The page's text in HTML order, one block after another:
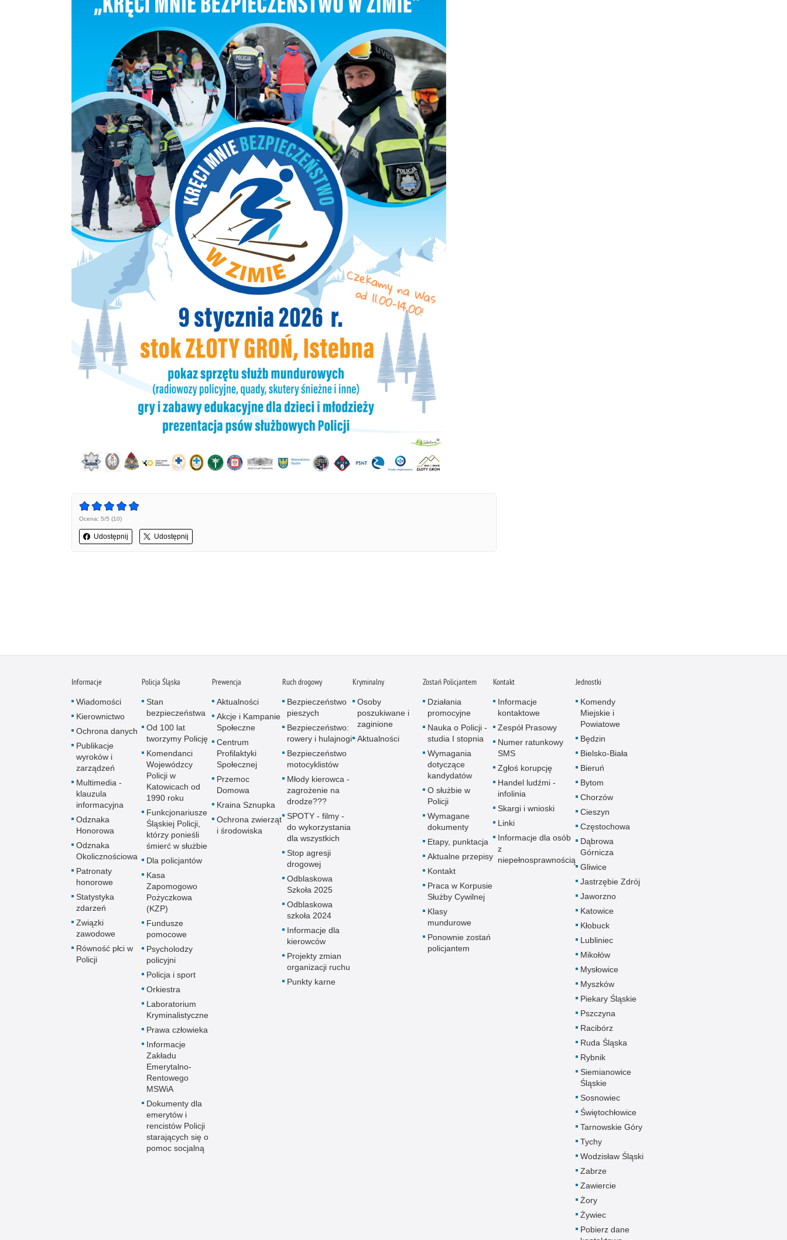
Ocena: 5/5 (10)
Udostępnij Udostępnij
Informacje
Wiadomości
Kierownictwo
Ochrona danych
Publikacje
wyroków i
zarządzeń
Multimedia -
klauzula
informacyjna
Odznaka
Honorowa
Odznaka
Okolicznościowa
Patronaty
honorowe
Statystyka
zdarzeń
Związki
zawodowe
Równość płci w
Policji
Policja Śląska
Stan
bezpieczeństwa
Od 100 lat
tworzymy Policję
Komendanci
Wojewódzcy
Policji w
Katowicach od
1990 roku
Funkcjonariusze
Śląskiej Policji,
którzy ponieśli
śmierć w służbie
Dla policjantów
Kasa
Zapomogowo
Pożyczkowa
(KZP)
Fundusze
pomocowe
Psycholodzy
policyjni
Policja i sport
Orkiestra
Laboratorium
Kryminalistyczne
Prawa człowieka
Informacje
Zakładu
Emerytalno-
Rentowego
MSWiA
Dokumenty dla
emerytów i
rencistów Policji
starających się o
pomoc socjalną
Prewencja
Aktualności
Akcje i Kampanie
Społeczne
Centrum
Profilaktyki
Społecznej
Przemoc
Domowa
Kraina Sznupka
Ochrona zwierząt
i środowiska
Ruch drogowy
Bezpieczeństwo
pieszych
Bezpieczeństwo:
rowery i hulajnogi
Bezpieczeństwo
motocyklistów
Młody kierowca -
zagrożenie na
drodze???
SPOTY - filmy -
do wykorzystania
dla wszystkich
Stop agresji
drogowej
Odblaskowa
Szkoła 2025
Odblaskowa
szkoła 2024
Informacje dla
kierowców
Projekty zmian
organizacji ruchu
Punkty karne
Kryminalny
Osoby
poszukiwane i
zaginione
Aktualności
Zostań Policjantem
Działania
promocyjne
Nauka o Policji -
studia I stopnia
Wymagania
dotyczące
kandydatów
O służbie w
Policji
Wymagane
dokumenty
Etapy, punktacja
Aktualne przepisy
Kontakt
Praca w Korpusie
Służby Cywilnej
Klasy
mundurowe
Ponownie zostań
policjantem
Kontakt
Informacje
kontaktowe
Zespół Prasowy
Numer ratunkowy
SMS
Zgłoś korupcję
Handel ludźmi -
infolinia
Skargi i wnioski
Linki
Informacje dla osób
z
niepełnosprawnością
Jednostki
Komendy
Miejskie i
Powiatowe
Będzin
Bielsko-Biała
Bieruń
Bytom
Chorzów
Cieszyn
Częstochowa
Dąbrowa
Górnicza
Gliwice
Jastrzębie Zdrój
Jaworzno
Katowice
Kłobuck
Lubliniec
Mikołów
Mysłowice
Myszków
Piekary Śląskie
Pszczyna
Racibórz
Ruda Śląska
Rybnik
Siemianowice
Śląskie
Sosnowiec
Świętochłowice
Tarnowskie Góry
Tychy
Wodzisław Śląski
Zabrze
Zawiercie
Żory
Żywiec
Pobierz dane